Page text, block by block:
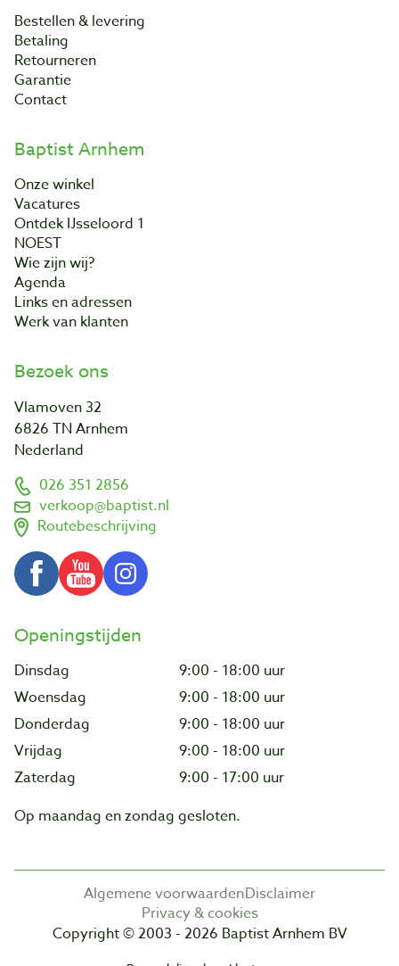
Bestellen & levering
Betaling
Retourneren
Garantie
Contact
Baptist Arnhem
Onze winkel
Vacatures
Ontdek IJsseloord 1
NOEST
Wie zijn wij?
Agenda
Links en adressen
Werk van klanten
Bezoek ons
Vlamoven 32
6826 TN Arnhem
Nederland
026 351 2856
verkoop@baptist.nl
Routebeschrijving
Openingstijden
Dinsdag
9:00 - 18:00 uur
Woensdag
9:00 - 18:00 uur
Donderdag
9:00 - 18:00 uur
Vrijdag
9:00 - 18:00 uur
Zaterdag
9:00 - 17:00 uur
Op maandag en zondag gesloten.
Algemene voorwaardenDisclaimer
Privacy & cookies
Copyright © 2003 - 2026 Baptist Arnhem BV